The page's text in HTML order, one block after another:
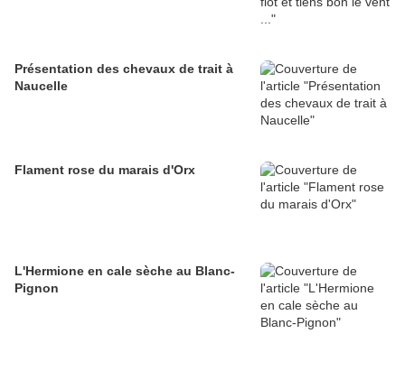
Présentation des chevaux de trait à
Naucelle
Flament rose du marais d'Orx
L'Hermione en cale sèche au Blanc-
Pignon